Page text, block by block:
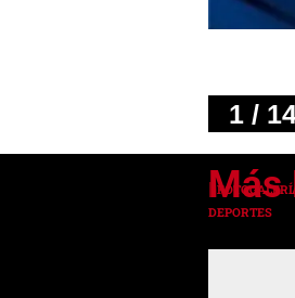
1 /
DEPORTES